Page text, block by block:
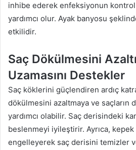
inhibe ederek enfeksiyonun kontrol
yardımcı olur. Ayak banyosu
etkilidir.
Saç Dökülmesini
Uzamasını Destekler
Saç köklerini güçlendiren ardıç
dökülmesini azaltmaya ve saçların
yardımcı olabilir. Saç derisindeki
beslenmeyi iyileştirir. Ayrıca,
engelleyerek saç derisini temizler